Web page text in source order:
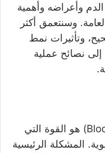
وأعراضه وأهمية
وسنتعمق أكثر
وتأثيرات نمط
إلى نصائح عملية
ضغط الدم (بالإنجليزية: Blood Pressure) هو القوة التي
المشكلة الرئيسية